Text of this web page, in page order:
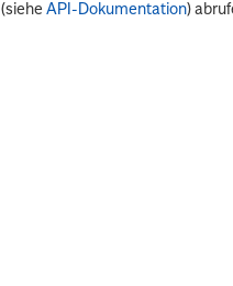
(sieheAPI-Dokumentation)